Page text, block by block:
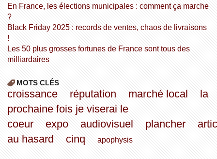
En France, les élections municipales : comment ça marche
?
Black Friday 2025 : records de ventes, chaos de livraisons
!
Les 50 plus grosses fortunes de France sont tous des
milliardaires
MOTS CLÉS
croissance réputation marché local
la
prochaine fois je viserai le
coeur
expo audiovisuel plancher
au hasard
cinq apophysis